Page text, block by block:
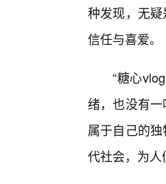
种发现，无
信任与喜爱。
“糖心
绪，也没有
属于自己的
代社会，为